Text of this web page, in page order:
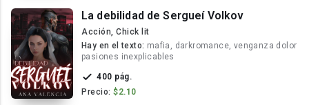
La debilidad de Sergueí Volkov
Acción, Chick lit
Hay en el texto: mafia, darkromance, venganza dolor
pasiones inexplicables
400 pág.
Precio: $2.10